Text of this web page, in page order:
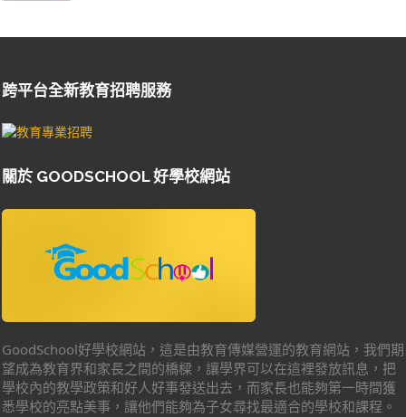
跨平台全新教育招聘服務
關於 GOODSCHOOL 好學校網站
GoodSchool好學校網站，這是由教育傳媒營運的教育網站，我們期
望成為教育界和家長之間的橋樑，讓學界可以在這裡發放訊息，把
學校內的教學政策和好人好事發送出去，而家長也能夠第一時間獲
悉學校的亮點美事，讓他們能夠為子女尋找最適合的學校和課程。